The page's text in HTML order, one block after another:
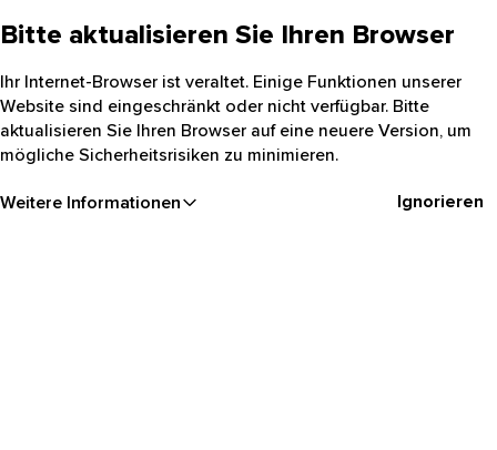
Bitte aktualisieren Sie Ihren Browser
Ihr Internet-Browser ist veraltet. Einige Funktionen unserer
Website sind eingeschränkt oder nicht verfügbar. Bitte
aktualisieren Sie Ihren Browser auf eine neuere Version, um
mögliche Sicherheitsrisiken zu minimieren.
Weitere Informationen Ignorieren